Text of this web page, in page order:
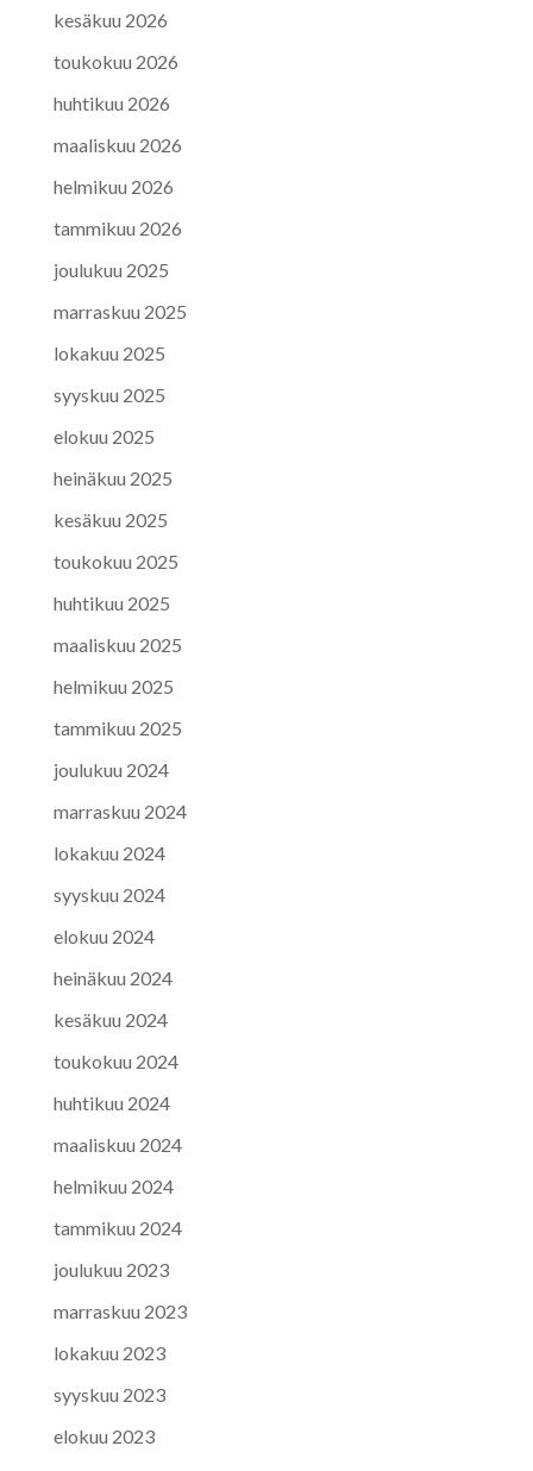
kesäkuu 2026
toukokuu 2026
huhtikuu 2026
maaliskuu 2026
helmikuu 2026
tammikuu 2026
joulukuu 2025
marraskuu 2025
lokakuu 2025
syyskuu 2025
elokuu 2025
heinäkuu 2025
kesäkuu 2025
toukokuu 2025
huhtikuu 2025
maaliskuu 2025
helmikuu 2025
tammikuu 2025
joulukuu 2024
marraskuu 2024
lokakuu 2024
syyskuu 2024
elokuu 2024
heinäkuu 2024
kesäkuu 2024
toukokuu 2024
huhtikuu 2024
maaliskuu 2024
helmikuu 2024
tammikuu 2024
joulukuu 2023
marraskuu 2023
lokakuu 2023
syyskuu 2023
elokuu 2023